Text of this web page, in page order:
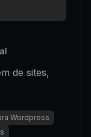
de sites,
Wordpress